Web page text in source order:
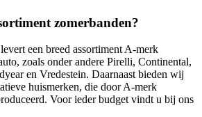
zomerbanden?
een breed assortiment A-merk
zoals onder andere Pirelli, Continental,
en Vredestein. Daarnaast bieden wij
huismerken, die door A-merk
Voor ieder budget vindt u bij ons